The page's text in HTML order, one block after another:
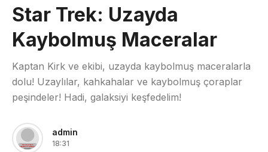
Star Trek: Uzayda
Kaybolmuş Maceralar
Kaptan Kirk ve ekibi, uzayda kaybolmuş maceralarla
dolu! Uzaylılar, kahkahalar ve kaybolmuş çoraplar
peşindeler! Hadi, galaksiyi keşfedelim!
admin
18:31